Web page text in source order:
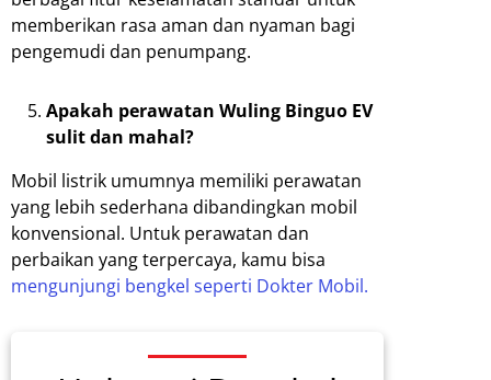
memberikan rasa aman dan nyaman bagi
pengemudi dan penumpang.
Apakah perawatan Wuling Binguo EV
sulit dan mahal?
Mobil listrik umumnya memiliki perawatan
yang lebih sederhana dibandingkan mobil
konvensional. Untuk perawatan dan
perbaikan yang terpercaya, kamu bisa
mengunjungi bengkel seperti Dokter Mobil.